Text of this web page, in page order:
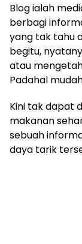
Blog ialah
berbagi
yang tak tahu
begitu,
atau
Padahal
Kini tak dapat
makanan
sebuah
daya tarik